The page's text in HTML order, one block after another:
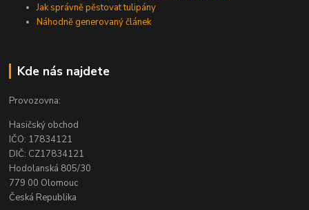
Jak správně pěstovat tulipány
Náhodně generovaný článek
Kde nás najdete
Provozovna:
Hasičský obchod
IČO: 17834121
DIČ: CZ17834121
Hodolanská 805/30
779 00 Olomouc
Česká Republika